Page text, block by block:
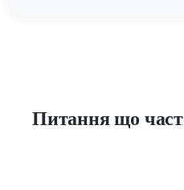
Питання що